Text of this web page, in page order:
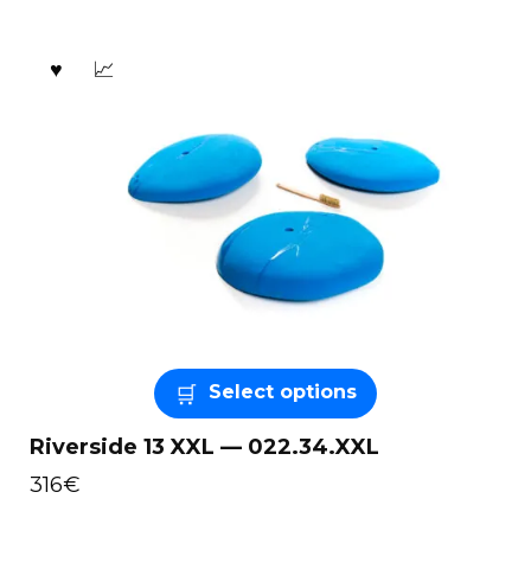
Select options
Riverside 13 XXL — 022.34.XXL
316€